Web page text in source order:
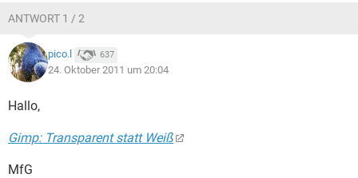
ANTWORT 1 / 2
pico.l 637
24. Oktober 2011 um 20:04
Hallo,
Gimp: Transparent statt Weiß
MfG